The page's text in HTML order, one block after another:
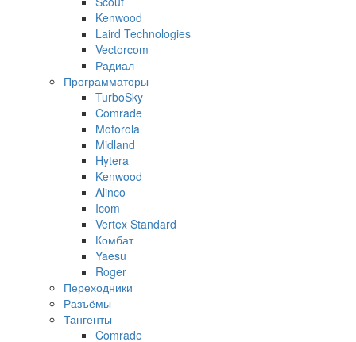
Kenwood
Laird Technologies
Vectorcom
Радиал
Программаторы
TurboSky
Comrade
Motorola
Midland
Hytera
Kenwood
Alinco
Icom
Vertex Standard
Комбат
Yaesu
Roger
Переходники
Разъёмы
Тангенты
Comrade